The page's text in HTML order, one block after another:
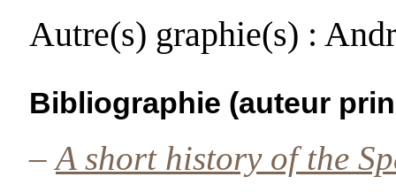
Autre(s) graphie(s) :
Bibliographie (auteur
–A short history of the